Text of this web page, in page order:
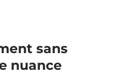
sans
nuance